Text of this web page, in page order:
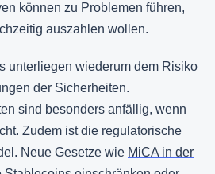
können zu Problemen führen,
auszahlen wollen.
unterliegen wiederum dem Risiko
der Sicherheiten.
sind besonders anfällig, wenn
Zudem ist die regulatorische
Neue Gesetze wie MiCA in der